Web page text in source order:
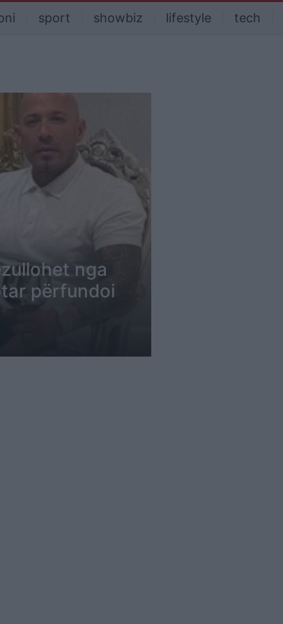
sport showbiz lifestyle tech
nga
përfundoi